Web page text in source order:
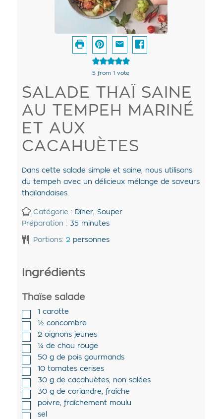
5 from 1 vote
SALADE THAÏ SAINE
AU TEMPEH MARINÉ
ET AUX
CACAHUÈTES
Dans cette salade simple et saine, nous utilisons
du tempeh avec un délicieux mélange de saveurs
thaïlandaises.
Catégorie : Dîner, Souper
Préparation : 35 minutes
Portions: 2 personnes
Ingrédients
Thaïse salade
1 carotte
½ concombre
2 oignons jeunes
¼ de chou rouge
50 g de pois gourmands
10 tomates cerises
30 g de cacahuètes, non salées
30 g de coriandre, fraîche
poivre, fraîchement moulu
sel